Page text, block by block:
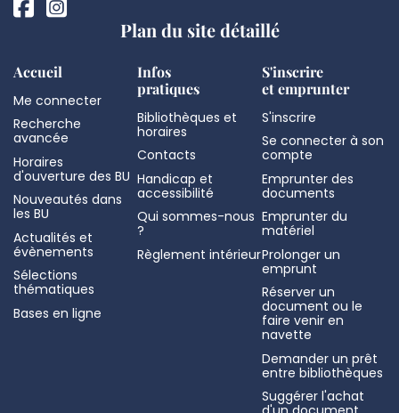
Plan du site détaillé
Accueil
Me connecter
Recherche
avancée
Horaires
d'ouverture des BU
Nouveautés dans
les BU
Actualités et
évènements
Sélections
thématiques
Bases en ligne
Infos
pratiques
Bibliothèques et
horaires
Contacts
Handicap et
accessibilité
Qui sommes-nous
?
Règlement intérieur
S'inscrire
et emprunter
S'inscrire
Se connecter à son
compte
Emprunter des
documents
Emprunter du
matériel
Prolonger un
emprunt
Réserver un
document ou le
faire venir en
navette
Demander un prêt
entre bibliothèques
Suggérer l'achat